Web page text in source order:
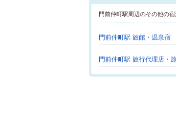
門前仲町駅周辺のその他の
門前仲町駅 旅館・温泉宿
門前仲町駅 旅行代理店・